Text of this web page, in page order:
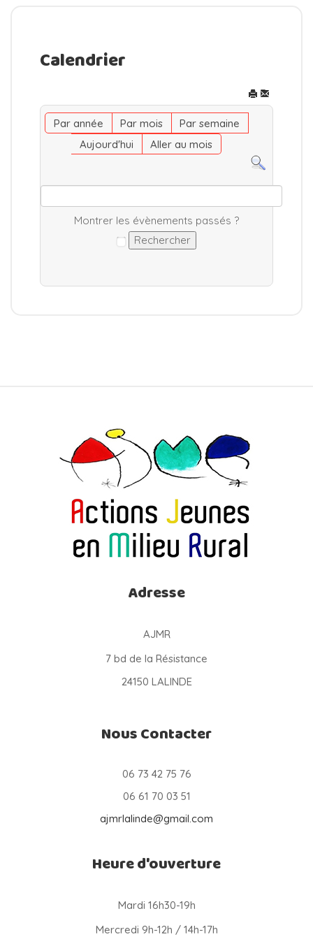
Calendrier
Par année Par mois
Par semaine
Aujourd'hui
Aller au mois
Montrer les évènements passés ?
Adresse
AJMR
7 bd de la Résistance
24150 LALINDE
Nous Contacter
06 73 42 75 76
06 61 70 03 51
ajmrlalinde@gmail.com
Heure d'ouverture
Mardi 16h30-19h
Mercredi 9h-12h / 14h-17h